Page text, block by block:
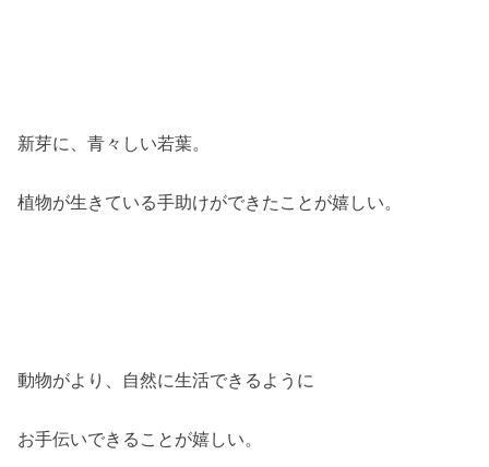
新芽に、青々しい若葉。
植物が生きている手助けができたことが嬉しい。
動物がより、自然に生活できるように
お手伝いできることが嬉しい。